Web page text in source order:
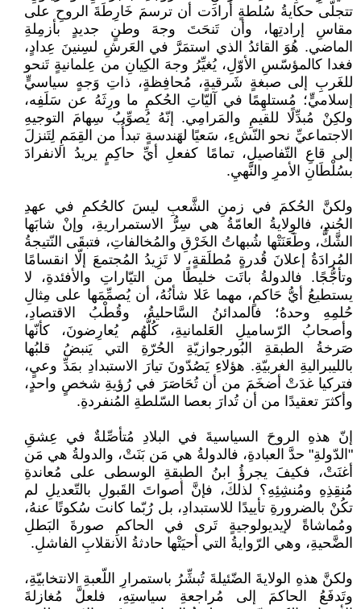
تتجلّى حكايةُ سُلطةٍ أرادَت أن ترسمَ خَارِطَةَ الروحِ على
مقاسِ إرادتِها، وأن تَنحَتَ وجهَ وطنٍ جديدٍ بأزمِلةِ
الماضي. هُوَ القائدُ الذي استمَرَّ في العَرشِ لسِنينَ عِدادٍ،
فغدا كالمؤسّسِ الأوّلِ، يُغيِّرُ وجهَ الكِيانِ من عِلمانيةٍ تَنحو
للغَربِ إلى صبغةٍ شَرقيةٍ، مُحافِظةٍ، ذاتِ وَجهٍ سياسيٍّ
إسلاميٍّ؛ مُستلهِمًا في آليّاتِ الحُكمِ ما ورِثَهُ عن سَلَفِه،
ولكِنْ مُبدِّلًا للقيمِ والمَرامِي. إنّهُ يُصوِّبُ سِهامَ التوجيهِ
الاجتماعيِّ نحو النّشءِ، سَعيًا لهَندسةٍ تبدأُ من القِمَمِ لِتَنزلَ
إلى قاعِ التّفاصيلِ، تمامًا كفعلِ أيِّ حاكِمٍ يريدُ الانفرادَ
بسُلْطَانِ الأمرِ والنَّهيِ.
ولكنَّ الحُكمَ في زمنِ الشَّعبِ ليسَ كالحُكمِ في عهدِ
الجُندِ، فالوِلايةُ العامّةُ هي سِرُّ الاستمراريةِ، وإنْ شابَها
الشَّكُّ، وطَعَنَتْها شُبهاتُ الخَرْقِ والمُخالفاتِ، فتبقَى النّتيجةُ
المُرادَةُ إعلانَ قُدرةٍ مُطلَقةٍ، لا تَزِيدُ المُجتمعَ إلّا انقسامًا
وتأجُّجًا. فالدولةُ باتَت خليطًا من التيّاراتِ والأفئدةِ، لا
يستطيعُ أيُّ حَاكمٍ، مهما عَلا شأنُهُ، أن يُصمِّمَها على مِثالِ
حُلمِهِ وحدهُ؛ فالمدائنُ السَّاحليةُ، وقُطْبُ الاقتصادِ،
وأصحابُ الرّساميلِ العَلمانيةِ، كُلُّهُم يُعارِضونَ، كأنّها
صَرخةُ الطبقةِ البُورجوازيّةِ الحُرّةِ التي يَنبضُ قلبُها
بالليبراليةِ الغربيّةِ. هؤلاءِ يَصُدّونَ تيارَ الاستبدادِ بمَدِّ وعيٍ،
فتركيا غدَتْ أضخَمَ من أن تُحَاصَرَ في رُؤيةِ شخصٍ واحدٍ،
وأكثرَ تعقيدًا من أن تُدارَ بعصا السّلطةِ المُنفردةِ.
إنّ هذهِ الروحَ السياسيةَ في البلادِ مُتأصِّلةٌ في عِشقِ
"الدّولةِ" حدَّ العبادةِ، فالدولةُ هي مَن بَنَتْ، والدولةُ هي مَن
أغنَتْ، فكيفَ يجرؤُ ابنُ الطبقةِ الوسطى على مُعاندةِ
مُنقِذِهِ ومُنشِئِهِ؟ لذلكَ، فإنَّ أصواتَ القَبولِ بالتّعديلِ لم
تكُنْ بالضرورةِ تأييدًا للاستبدادِ، بل رُبّما كانت سُكوتًا عنهُ،
ومُماشاةً لإيديولوجيةٍ تَرى في الحاكمِ صورةَ البَطلِ
الضَّحيةِ، وهي الرّوايةُ التي أحيَتْها حادثةُ الانقلابِ الفاشلِ.
ولكنَّ هذهِ الولايةَ الضّئيلةَ تُبشِّرُ باستمرارِ اللّعبةِ الانتخابيّةِ،
وتَدفَعُ الحاكمَ إلى مُراجعةِ سياستِهِ، فلعلَّ مُغازلةَ